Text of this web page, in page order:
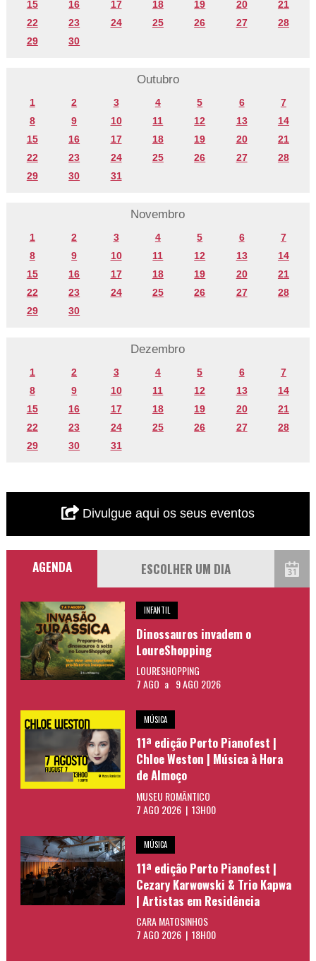
15 16 17 18 19 20
21
22
23 24 25 26 27
28
29
30
Outubro
1 2 3 4 5 6
7
8
9 10 11 12 13
14
15
16 17 18 19 20
21
22
23 24 25 26 27
28
29
30 31
Novembro
1 2 3 4 5 6
7
8
9 10 11 12 13
14
15
16 17 18 19 20
21
22
23 24 25 26 27
28
29
30
Dezembro
1 2 3 4 5 6
7
8
9 10 11 12 13
14
15
16 17 18 19 20
21
22
23 24 25 26 27
28
29
30 31
Divulgue aqui os seus eventos
AGENDA
INFANTIL
Dinossauros invadem o
LoureShopping
LOURESHOPPING
7 AGO a 9 AGO 2026
MÚSICA
11ª edição Porto Pianofest |
Chloe Weston | Música à Hora
de Almoço
MUSEU ROMÂNTICO
7 AGO 2026 | 13H00
MÚSICA
11ª edição Porto Pianofest |
Cezary Karwowski & Trio Kapwa
| Artistas em Residência
CARA MATOSINHOS
7 AGO 2026 | 18H00